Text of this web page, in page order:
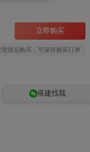
立即购买
陆后购买，可保存购买订单
搭建找我